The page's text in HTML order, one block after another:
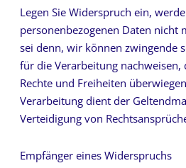
Legen Sie Widerspruch ein,
personenbezogenen Daten nicht
sei denn, wir können zwingende
für die Verarbeitung nachweisen,
Rechte und Freiheiten
Verarbeitung dient der
Verteidigung von
Empfänger eines Widerspruchs